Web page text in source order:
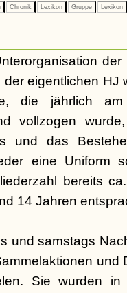
Chronik Lexikon Gruppe Lexikon
eigentlichen HJ
die jährlich
vollzogen
und das
eine Uniform
bereits
14 Jahren
und samstags
und
Sie wurden